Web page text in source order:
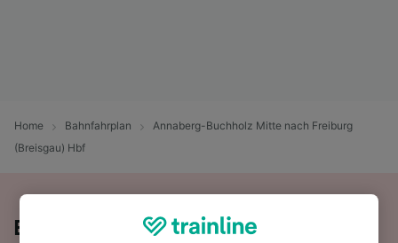
Home Bahnfahrplan
Annaberg-Buchholz Mitte nach Freiburg
(Breisgau) Hbf
Bequem von Annaberg-Buchholz